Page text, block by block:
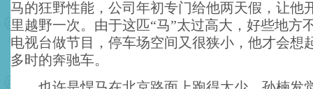
马的狂野性能，公司年初专门给他两天假，让他
里越野一次。由于这匹“马”太过高大，好些地方
电视台做节目，停车场空间又很狭小，他才会想
多时的奔驰车。